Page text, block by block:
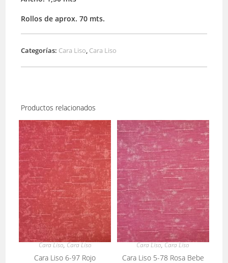
Rollos de aprox. 70 mts.
Categorías: Cara Liso Cara Liso
Productos relacionados
Cara Liso,Cara Liso
Cara Liso 6-97 Rojo
Cara Liso,Cara Liso
Cara Liso 5-78 Rosa Bebe